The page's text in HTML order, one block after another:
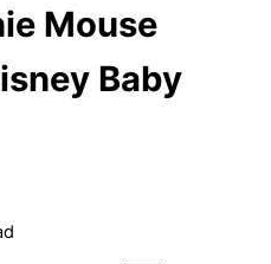
Mouse
Baby